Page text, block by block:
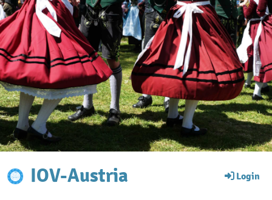
IOV-Austria Login